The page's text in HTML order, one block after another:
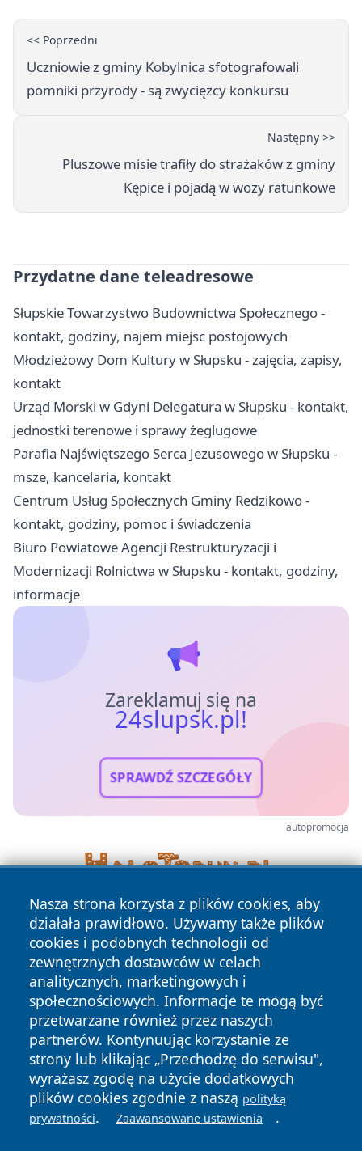
<< Poprzedni
Uczniowie z gminy Kobylnica sfotografowali
pomniki przyrody - są zwycięzcy konkursu
Następny >>
Pluszowe misie trafiły do strażaków z gminy
Kępice i pojadą w wozy ratunkowe
Przydatne dane teleadresowe
Słupskie Towarzystwo Budownictwa Społecznego -
kontakt, godziny, najem miejsc postojowych
Młodzieżowy Dom Kultury w Słupsku - zajęcia, zapisy,
kontakt
Urząd Morski w Gdyni Delegatura w Słupsku - kontakt,
jednostki terenowe i sprawy żeglugowe
Parafia Najświętszego Serca Jezusowego w Słupsku -
msze, kancelaria, kontakt
Centrum Usług Społecznych Gminy Redzikowo -
kontakt, godziny, pomoc i świadczenia
Biuro Powiatowe Agencji Restrukturyzacji i
Modernizacji Rolnictwa w Słupsku - kontakt, godziny,
informacje
Zareklamuj się na
24slupsk.pl!
SPRAWDŹ SZCZEGÓŁY
autopromocja
Nasza strona korzysta z plików cookies, aby
działała prawidłowo. Używamy także plików
cookies i podobnych technologii od
zewnętrznych dostawców w celach
analitycznych, marketingowych i
społecznościowych. Informacje te mogą być
przetwarzane również przez naszych
partnerów. Kontynuując korzystanie ze
strony lub klikając „Przechodzę do serwisu",
wyrażasz zgodę na użycie dodatkowych
plików cookies zgodnie z naszą polityką
prywatności. Zaawansowane ustawienia .
Copyright © 2026 24slupsk.pl Wszystkie prawa zastrzeżone.
News Autorzy
Polityka
Prywatności
Polityka
Cookies